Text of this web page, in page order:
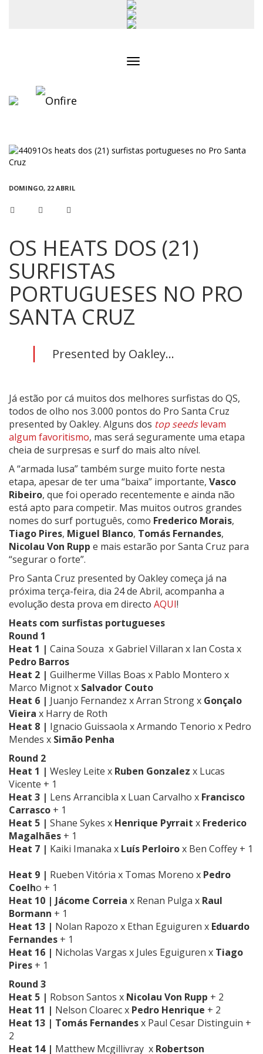
DOMINGO, 22 ABRIL
OS HEATS DOS (21)
SURFISTAS
PORTUGUESES NO PRO
SANTA CRUZ
Presented by Oakley...
Já estão por cá muitos dos melhores surfistas do QS,
todos de olho nos 3.000 pontos do Pro Santa Cruz
presented by Oakley. Alguns dos top seedslevam
algum favoritismo, mas será seguramente uma etapa
cheia de surpresas e surf do mais alto nível.
A “armada lusa” também surge muito forte nesta
etapa, apesar de ter uma “baixa” importante, Vasco
Ribeiro, que foi operado recentemente e ainda não
está apto para competir. Mas muitos outros grandes
nomes do surf português, como Frederico Morais,
Tiago Pires, Miguel Blanco, Tomás Fernandes,
Nicolau Von Rupp e mais estarão por Santa Cruz para
“segurar o forte”.
Pro Santa Cruz presented by Oakley começa já na
próxima terça-feira, dia 24 de Abril, acompanha a
evolução desta prova em directo AQUI!
Heats com surfistas portugueses
Round 1
Heat 1 | Caina Souza x Gabriel Villaran x Ian Costa x
Pedro Barros
Heat 2 | Guilherme Villas Boas x Pablo Montero x
Marco Mignot x Salvador Couto
Heat 6 | Juanjo Fernandez x Arran Strong x Gonçalo
Vieira x Harry de Roth
Heat 8 | Ignacio Guissaola x Armando Tenorio x Pedro
Mendes x Simão Penha
Round 2
Heat 1 | Wesley Leite x Ruben Gonzalez x Lucas
Vicente + 1
Heat 3 | Lens Arrancibla x Luan Carvalho x Francisco
Carrasco + 1
Heat 5 | Shane Sykes x Henrique Pyrrait x Frederico
Magalhães + 1
Heat 7 | Kaiki Imanaka x Luís Perloirox Ben Coffey + 1
Heat 9 | Rueben Vitória x Tomas Moreno x Pedro
Coelho + 1
Heat 10 | Jácome Correia x Renan Pulga x Raul
Bormann + 1
Heat 13 | Nolan Rapozo x Ethan Eguiguren x Eduardo
Fernandes + 1
Heat 16 | Nicholas Vargas x Jules Eguiguren x Tiago
Pires + 1
Round 3
Heat 5 | Robson Santos x Nicolau Von Rupp + 2
Heat 11 | Nelson Cloarecx Pedro Henrique + 2
Heat 13 | Tomás Fernandesx Paul Cesar Distinguin +
2
Heat 14 | Matthew Mcgillivray x Robertson